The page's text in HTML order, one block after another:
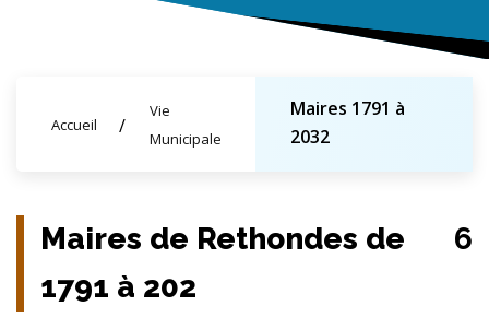
Accueil
Vie
Municipale
Maires 1791 à
2032
Maires de Rethondes de
1791 à 202
6